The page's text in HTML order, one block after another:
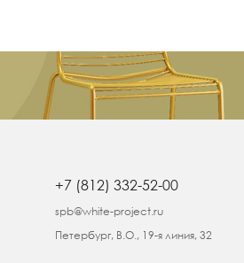
+7 (812) 332-52-00
spb@white-project.ru
Петербург, В.О., 19-я линия, 32